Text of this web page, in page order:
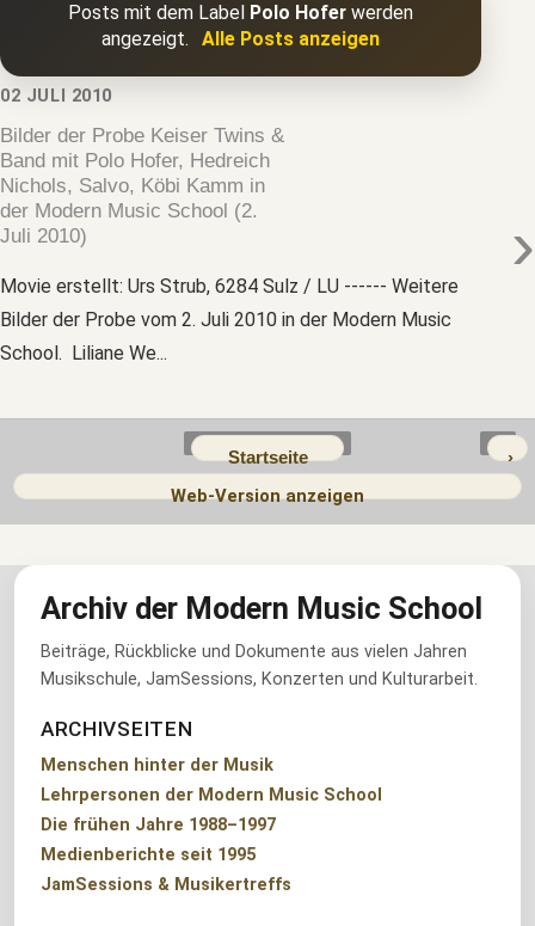
Posts mit dem Label Polo Hofer werden
angezeigt.
Alle Posts anzeigen
02 JULI 2010
Bilder der Probe Keiser Twins &
Band mit Polo Hofer, Hedreich
Nichols, Salvo, Köbi Kamm in
der Modern Music School (2.
Juli 2010)
›
Movie erstellt: Urs Strub, 6284 Sulz / LU ------ Weitere
Bilder der Probe vom 2. Juli 2010 in der Modern Music
School. Liliane We...
›
Startseite
Web-Version anzeigen
Archiv der Modern Music School
Beiträge, Rückblicke und Dokumente aus vielen Jahren
Musikschule, JamSessions, Konzerten und Kulturarbeit.
ARCHIVSEITEN
Menschen hinter der Musik
Lehrpersonen der Modern Music School
Die frühen Jahre 1988–1997
Medienberichte seit 1995
JamSessions & Musikertreffs